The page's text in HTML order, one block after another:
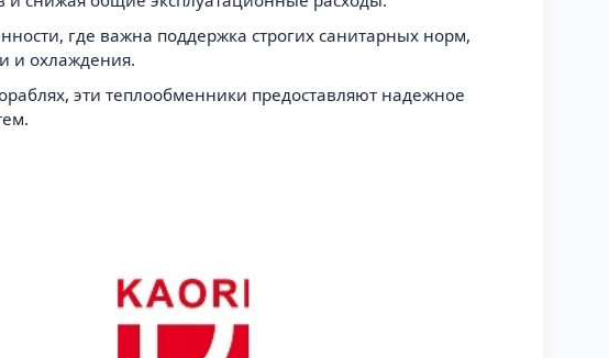
где важна поддержка строгих санитарных норм,
и охлаждения.
эти теплообменники предоставляют надежное